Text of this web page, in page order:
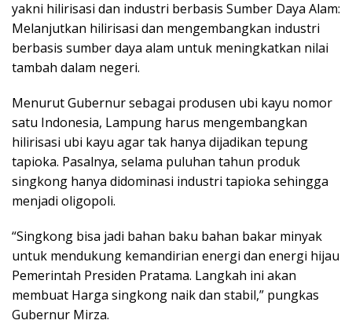
yakni hilirisasi dan industri berbasis Sumber Daya Alam:
Melanjutkan hilirisasi dan mengembangkan industri
berbasis sumber daya alam untuk meningkatkan nilai
tambah dalam negeri.
Menurut Gubernur sebagai produsen ubi kayu nomor
satu Indonesia, Lampung harus mengembangkan
hilirisasi ubi kayu agar tak hanya dijadikan tepung
tapioka. Pasalnya, selama puluhan tahun produk
singkong hanya didominasi industri tapioka sehingga
menjadi oligopoli.
“Singkong bisa jadi bahan baku bahan bakar minyak
untuk mendukung kemandirian energi dan energi hijau
Pemerintah Presiden Pratama. Langkah ini akan
membuat Harga singkong naik dan stabil,” pungkas
Gubernur Mirza.